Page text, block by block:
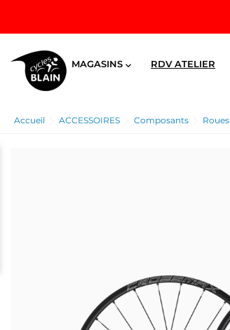
MAGASINS  RDV ATELIER
Accueil ACCESSOIRES Composants Roues